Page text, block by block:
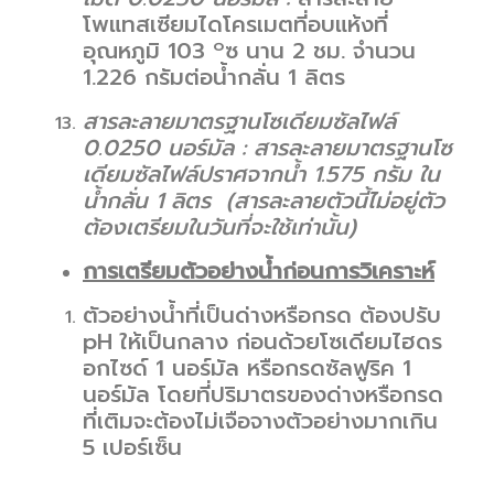
โพแทสเซียมไดโครเมตที่อบแห้งที่
อุณหภูมิ 103 ๐ซ นาน 2 ชม. จำนวน
1.226 กรัมต่อน้ำกลั่น 1 ลิตร
สารละลายมาตรฐานโซเดียมซัลไฟล์
0.0250 นอร์มัล : สารละลายมาตรฐานโซ
เดียมซัลไฟล์ปราศจากน้ำ 1.575 กรัม ใน
น้ำกลั่น 1 ลิตร (สารละลายตัวนี้ไม่อยู่ตัว
ต้องเตรียมในวันที่จะใช้เท่านั้น)
การเตรียมตัวอย่างน้ำก่อนการวิเคราะห์
ตัวอย่างน้ำที่เป็นด่างหรือกรด ต้องปรับ
pH ให้เป็นกลาง ก่อนด้วยโซเดียมไฮดร
อกไซด์ 1 นอร์มัล หรือกรดซัลฟูริค 1
นอร์มัล โดยที่ปริมาตรของด่างหรือกรด
ที่เติมจะต้องไม่เจือจางตัวอย่างมากเกิน
5 เปอร์เซ็น